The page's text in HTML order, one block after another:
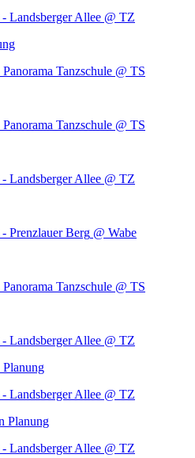
Landsberger Allee @ TZ
Tanzschule @ TS
Tanzschule @ TS
Landsberger Allee @ TZ
Prenzlauer Berg @ Wabe
Tanzschule @ TS
Landsberger Allee @ TZ
Landsberger Allee @ TZ
Planung
Landsberger Allee @ TZ